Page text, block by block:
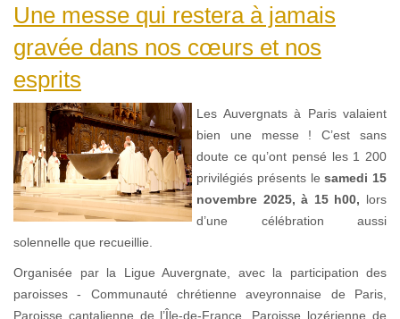
Une messe qui restera à jamais
gravée dans nos cœurs et nos
esprits
Les Auvergnats à Paris valaient
bien une messe ! C’est sans
doute ce qu’ont pensé les 1 200
privilégiés présents lesamedi 15
novembre 2025, à 15 h00, lors
d’une célébration aussi
solennelle que recueillie.
Organisée par la Ligue Auvergnate, avec la participation des
paroisses - Communauté chrétienne aveyronnaise de Paris,
Paroisse cantalienne de l’Île-de-France, Paroisse lozérienne de